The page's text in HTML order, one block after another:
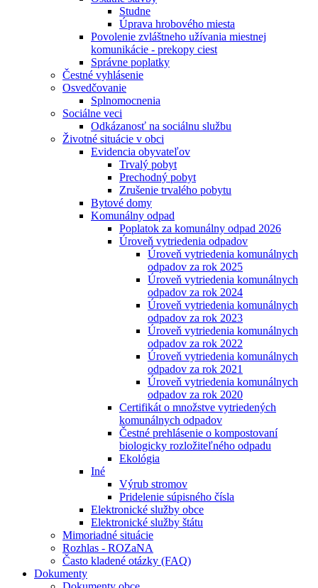
Studne
Úprava hrobového miesta
Povolenie zvláštneho užívania miestnej
komunikácie - prekopy ciest
Správne poplatky
Čestné vyhlásenie
Osvedčovanie
Splnomocnenia
Sociálne veci
Odkázanosť na sociálnu službu
Životné situácie v obci
Evidencia obyvateľov
Trvalý pobyt
Prechodný pobyt
Zrušenie trvalého pobytu
Bytové domy
Komunálny odpad
Poplatok za komunálny odpad 2026
Úroveň vytriedenia odpadov
Úroveň vytriedenia komunálnych
odpadov za rok 2025
Úroveň vytriedenia komunálnych
odpadov za rok 2024
Úroveň vytriedenia komunálnych
odpadov za rok 2023
Úroveň vytriedenia komunálnych
odpadov za rok 2022
Úroveň vytriedenia komunálnych
odpadov za rok 2021
Úroveň vytriedenia komunálnych
odpadov za rok 2020
Certifikát o množstve vytriedených
komunálnych odpadov
Čestné prehlásenie o kompostovaní
biologicky rozložiteľného odpadu
Ekológia
Iné
Výrub stromov
Pridelenie súpisného čísla
Elektronické služby obce
Elektronické služby štátu
Mimoriadné situácie
Rozhlas - ROZaNA
Často kladené otázky (FAQ)
Dokumenty